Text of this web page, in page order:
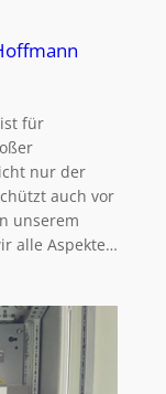
für
nur der
auch vor
unserem
alle Aspekte…